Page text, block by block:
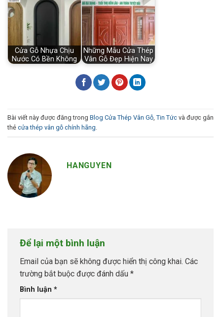
Cửa Gỗ Nhựa Chịu
Nước Có Bền Không
Những Mẫu Cửa Thép
Vân Gỗ Đẹp Hiện Nay
Bài viết này được đăng trong Blog Cửa Thép Vân Gỗ Tin Tức và được gắn
thẻ cửa thép vân gỗ chính hãng
HANGUYEN
Để lại một bình luận
Email của bạn sẽ không được hiển thị công khai. Các
trường bắt buộc được đánh dấu *
Bình luận *